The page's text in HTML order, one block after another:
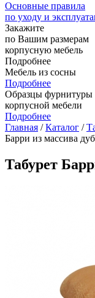
Основные правила
по уходу и
Закажите
по Вашим размерам
корпусную мебель
Подробнее
Мебель из сосны
Подробнее
Образцы фурнитуры
корпусной мебели
Подробнее
Главная /Каталог /
Барри из массива
Табурет